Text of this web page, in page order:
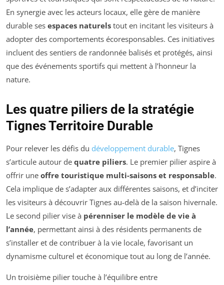
En synergie avec les acteurs locaux, elle gère de manière
durable ses espaces naturels tout en incitant les visiteurs à
adopter des comportements écoresponsables. Ces initiatives
incluent des sentiers de randonnée balisés et protégés, ainsi
que des événements sportifs qui mettent à l’honneur la
nature.
Les quatre piliers de la stratégie
Tignes Territoire Durable
Pour relever les défis du développement durable, Tignes
s’articule autour de quatre piliers. Le premier pilier aspire à
offrir une offre touristique multi-saisons et responsable.
Cela implique de s’adapter aux différentes saisons, et d’inciter
les visiteurs à découvrir Tignes au-delà de la saison hivernale.
Le second pilier vise à pérenniser le modèle de vie à
l’année, permettant ainsi à des résidents permanents de
s’installer et de contribuer à la vie locale, favorisant un
dynamisme culturel et économique tout au long de l’année.
Un troisième pilier touche à l’équilibre entre